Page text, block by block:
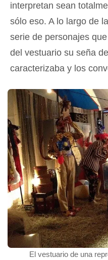
interpretan sean
sólo eso. A lo largo de
serie de personajes
del vestuario su seña
caracterizaba y los
El vestuario de una